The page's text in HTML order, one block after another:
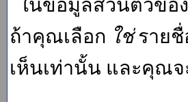
ในข้อมูลส่วนตัวข
ถ้าคุณเลือก ใช่รายชื่
เห็นเท่านั้น และคุณ